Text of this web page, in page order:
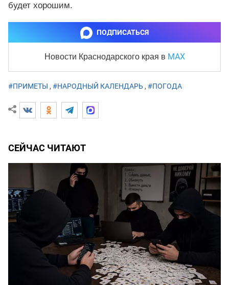
будет хорошим.
ПОДПИСАТЬСЯ
Новости Краснодарского края в MAX
#ПРИМЕТЫ , #НАРОДНЫЙ КАЛЕНДАРЬ , #ПОГОДА
СЕЙЧАС ЧИТАЮТ